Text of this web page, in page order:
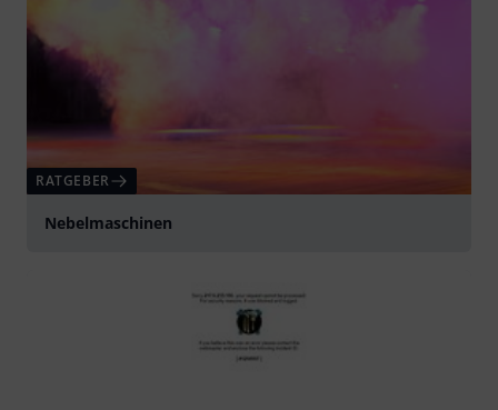
RATGEBER
Nebelmaschinen